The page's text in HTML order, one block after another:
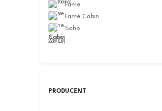
Fame
Fame Cabin
Soho
więcej
PRODUCENT